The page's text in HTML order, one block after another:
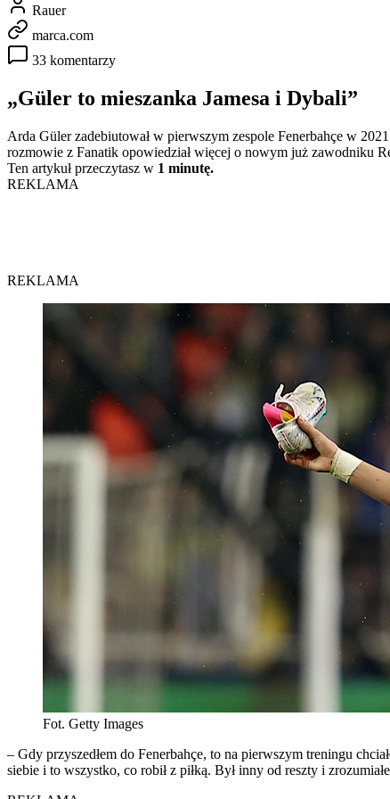
Rauer
marca.com
33 komentarzy
„Güler to mieszanka Jamesa i Dybali”
Arda Güler zadebiutował w pierwszym zespole Fenerbahçe w
rozmowie z Fanatik opowiedział więcej o nowym już zawodniku
Ten artykuł przeczytasz w 1 minutę.
REKLAMA
REKLAMA
Fot. Getty Images
– Gdy przyszedłem do Fenerbahçe, to na pierwszym treningu
siebie i to wszystko, co robił z piłką. Był inny od reszty i